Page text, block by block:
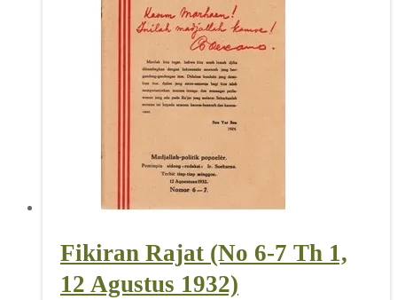
Fikiran Rajat (No 6-7 Th 1,
12 Agustus 1932)